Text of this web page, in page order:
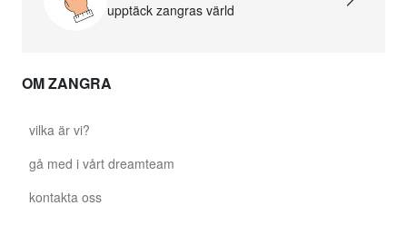
upptäck zangras värld
OM ZANGRA
vilka är vi?
gå med i vårt dreamteam
kontakta oss